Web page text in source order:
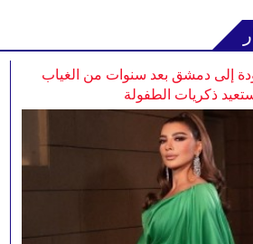
إلى دمشق بعد سنوات من الغياب
ذكريات الطفولة